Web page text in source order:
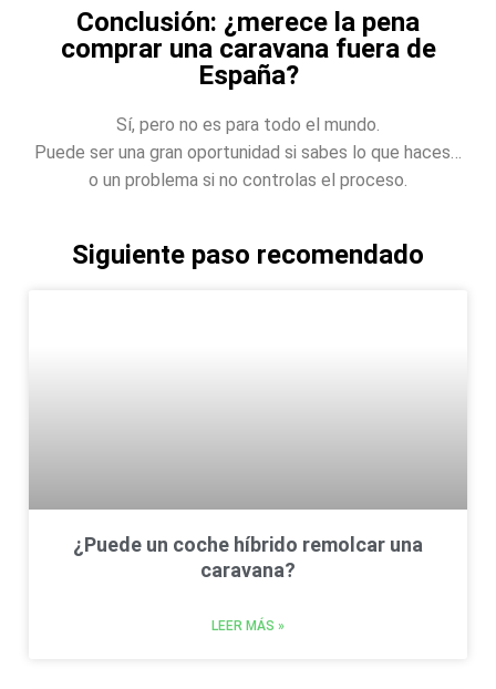
Conclusión: ¿merece la pena
comprar una caravana fuera de
España?
Sí, pero no es para todo el mundo.
Puede ser una gran oportunidad si sabes lo que haces…
o un problema si no controlas el proceso.
Siguiente paso recomendado
¿Puede un coche híbrido remolcar una
caravana?
LEER MÁS »